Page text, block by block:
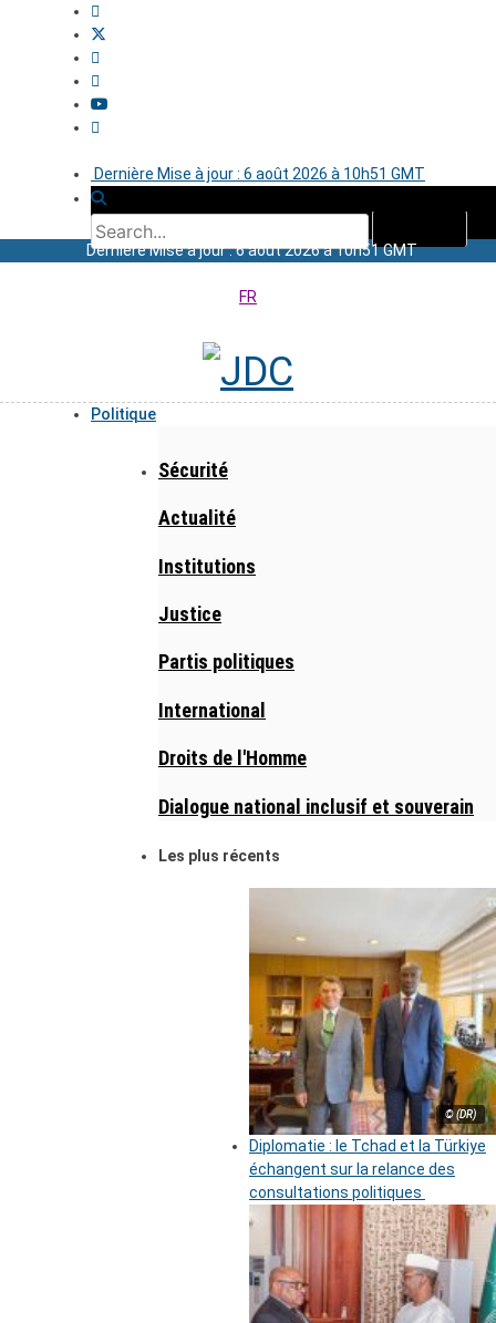
Dernière Mise à jour : 6 août 2026 à 10h51 GMT
Dernière Mise à jour : 6 août 2026 à 10h51 GMT
FR
Politique
Sécurité
Actualité
Institutions
Justice
Partis politiques
International
Droits de l'Homme
Dialogue national inclusif et souverain
Les plus récents
© (DR)
Diplomatie : le Tchad et la Türkiye
échangent sur la relance des
consultations politiques